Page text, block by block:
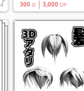
300 G 3,000 CP